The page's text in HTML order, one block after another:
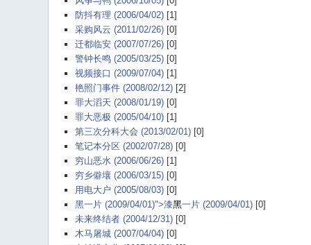
防抖有理 (2006/04/02)[1]
采购风云 (2011/02/26)[0]
迁都临安 (2007/07/26)[0]
警钟长鸣 (2005/03/25)[0]
视频接口 (2009/07/04)[1]
艳照门事件 (2008/02/12)[2]
罪大滔天 (2008/01/19)[0]
罪大恶极 (2005/04/10)[1]
第三次分科大会 (2013/02/01)[0]
笔记本分区 (2002/07/28)[0]
穷山恶水 (2006/06/26)[1]
穷乡僻壤 (2006/03/15)[0]
用电大户 (2005/08/03)[0]
黑一片 (2009/04/01)">漆黑一片 (2009/04/01)[0]
未来终结者 (2004/12/31)[0]
木马屠城 (2007/04/04)[0]